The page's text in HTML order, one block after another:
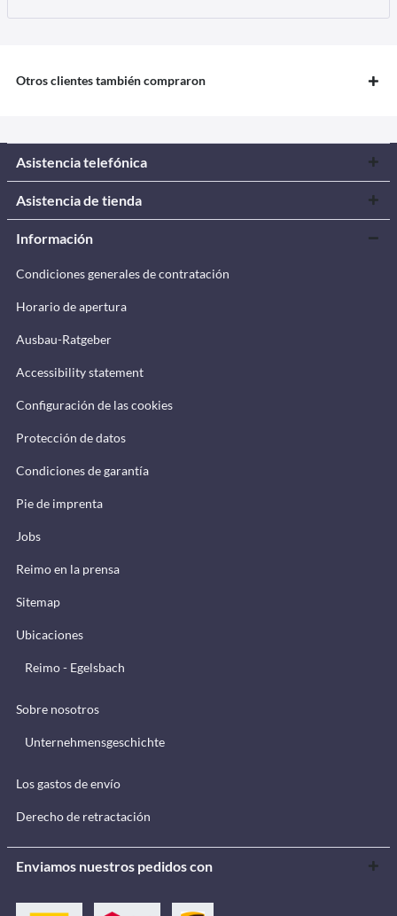
Otros clientes también compraron
Asistencia telefónica
Asistencia de tienda
Información
Condiciones generales de contratación
Horario de apertura
Ausbau-Ratgeber
Accessibility statement
Configuración de las cookies
Protección de datos
Condiciones de garantía
Pie de imprenta
Jobs
Reimo en la prensa
Sitemap
Ubicaciones
Reimo - Egelsbach
Sobre nosotros
Unternehmensgeschichte
Los gastos de envío
Derecho de retractación
Enviamos nuestros pedidos con